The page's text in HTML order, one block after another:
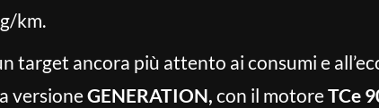
km.
target ancora più attento ai consumi e
versioneGENERATION, con il motoreTCe